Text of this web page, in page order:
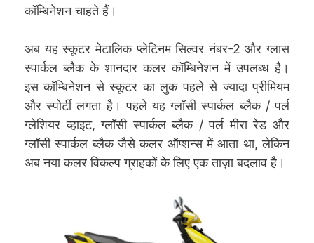
कॉम्बिनेशन चाहते हैं।
अब यह स्कूटर मेटालिक प्लेटिनम सिल्वर नंबर-2 और ग्लास
स्पार्कल ब्लैक के शानदार कलर कॉम्बिनेशन में उपलब्ध है।
इस कॉम्बिनेशन से स्कूटर का लुक पहले से ज्यादा प्रीमियम
और स्पोर्टी लगता है। पहले यह ग्लॉसी स्पार्कल ब्लैक / पर्ल
ग्लेशियर व्हाइट, ग्लॉसी स्पार्कल ब्लैक / पर्ल मीरा रेड और
ग्लॉसी स्पार्कल ब्लैक जैसे कलर ऑप्शन्स में आता था, लेकिन
अब नया कलर विकल्प ग्राहकों के लिए एक ताज़ा बदलाव है।